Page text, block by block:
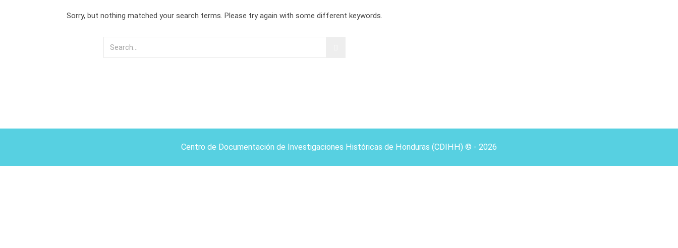
Sorry, but nothing matched your search terms. Please try again with some different keywords.
Centro de Documentación de Investigaciones Históricas de Honduras (CDIHH) © - 2026